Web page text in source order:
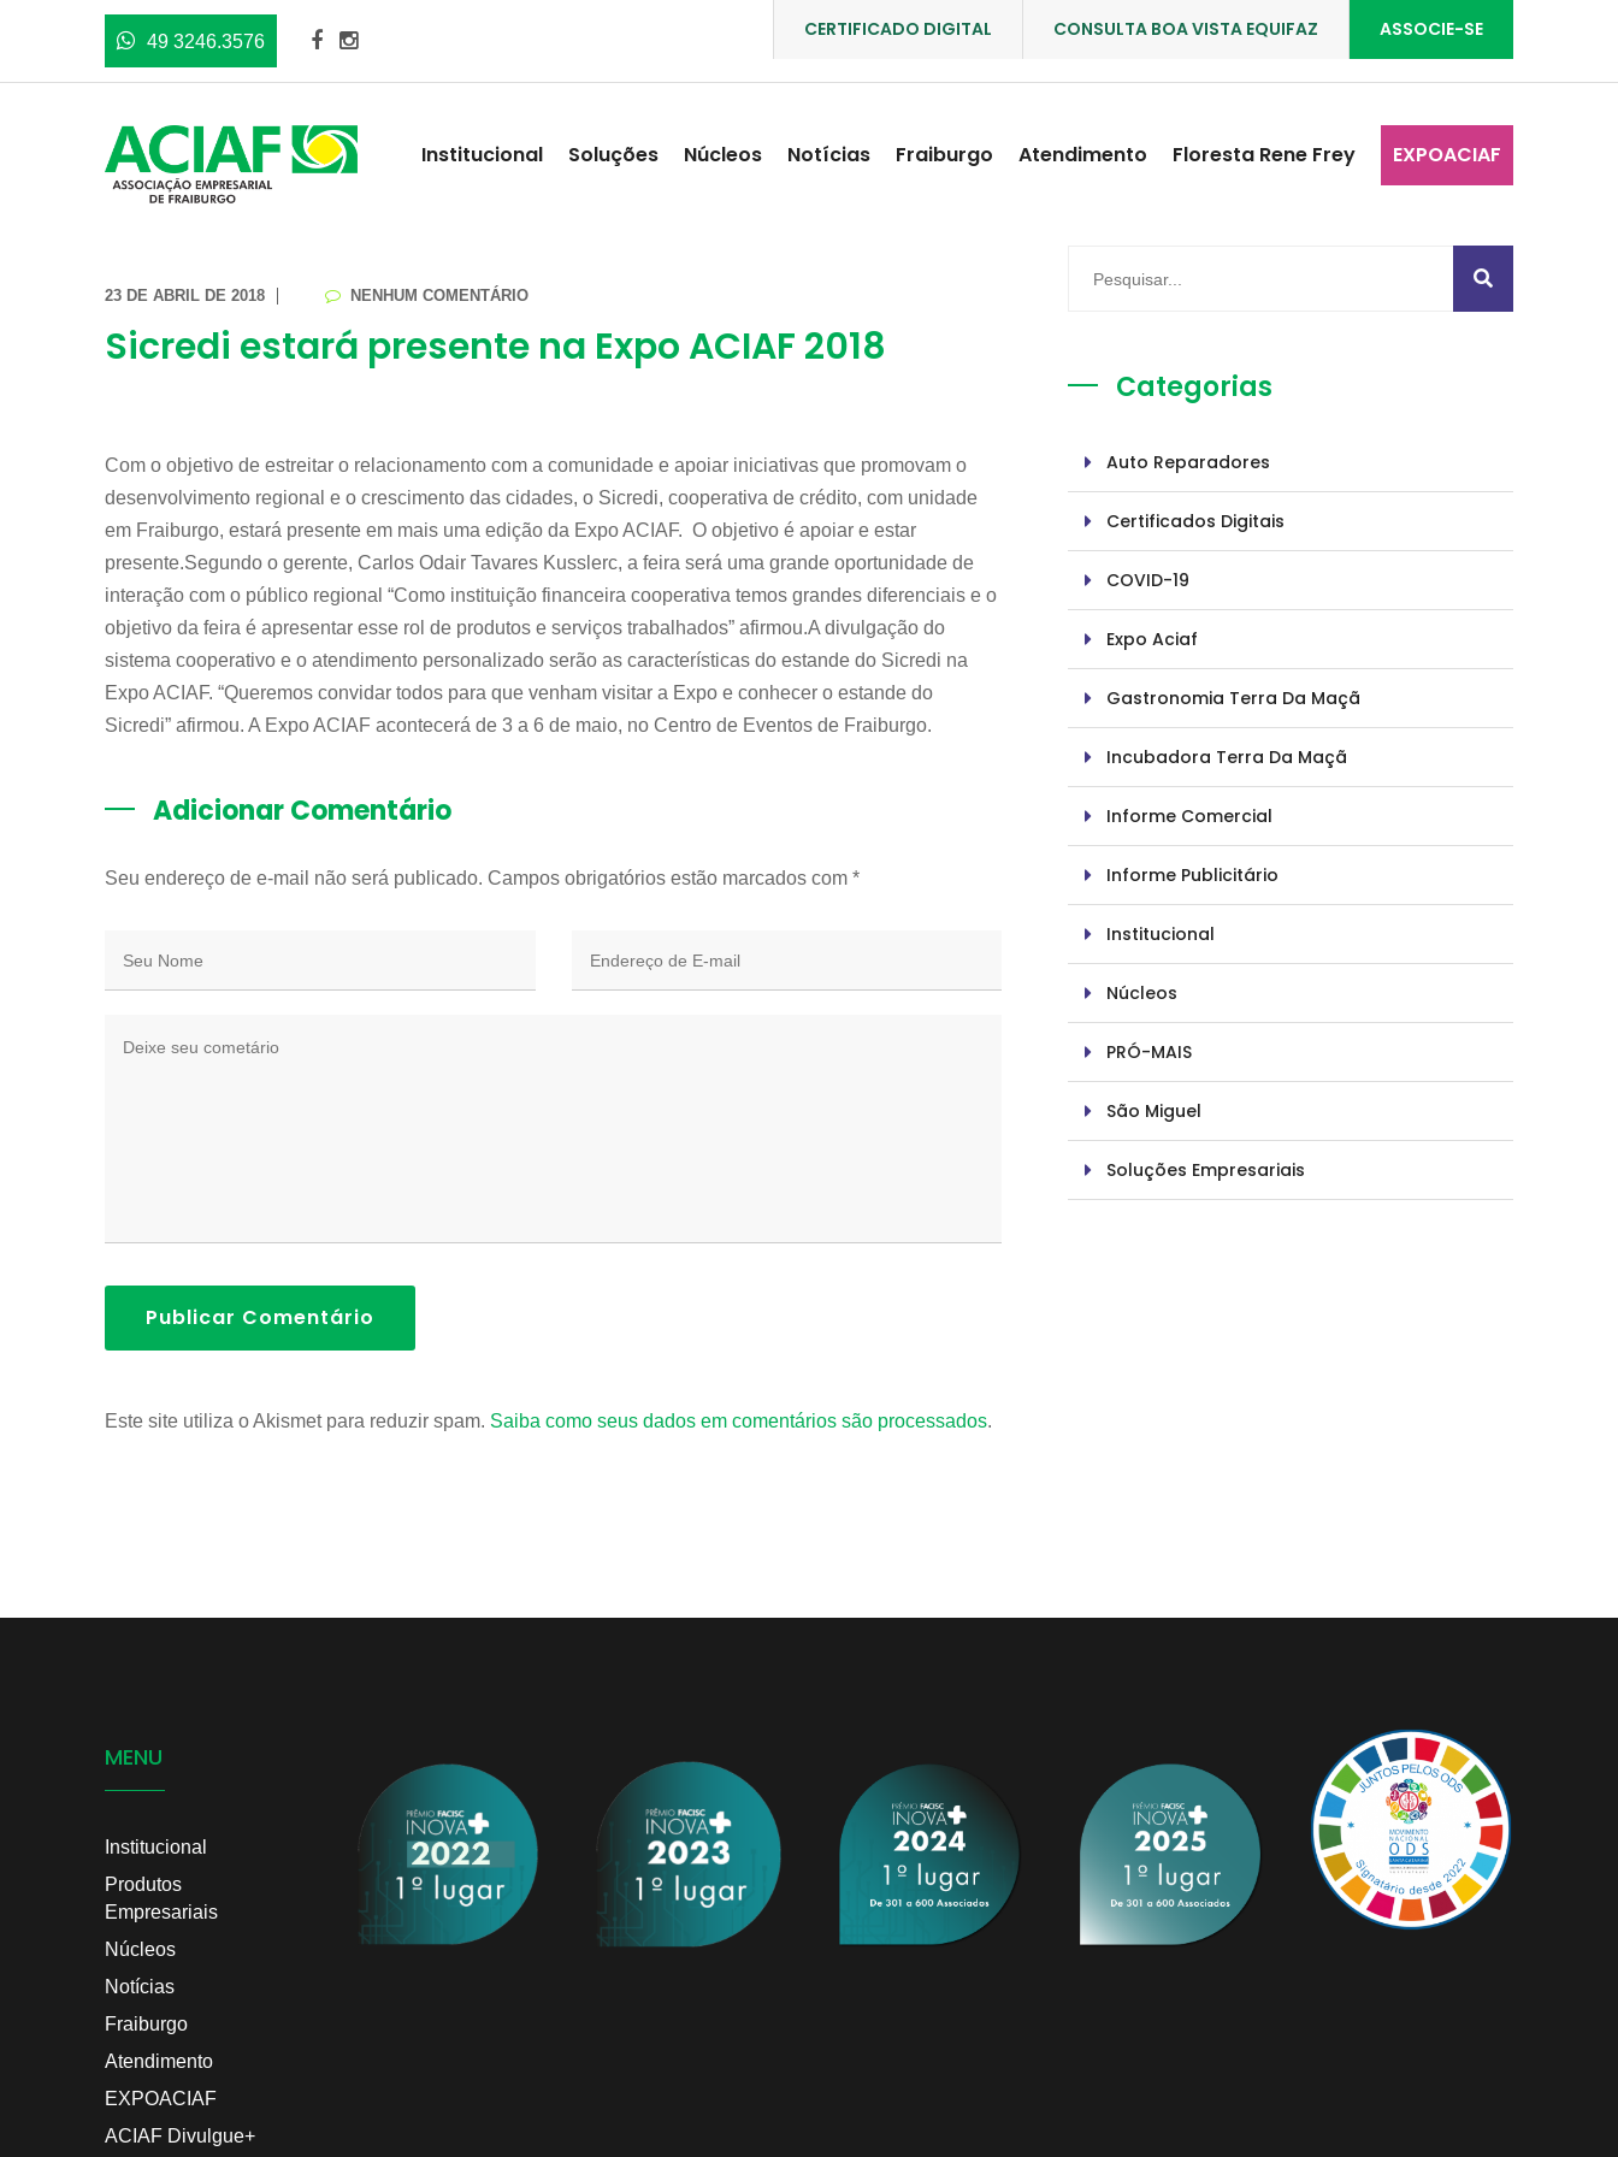
49 3246.3576
ASSOCIE-SE
CONSULTA BOA VISTA EQUIFAZ
CERTIFICADO DIGITAL
Institucional Soluções Núcleos Notícias Fraiburgo Atendimento Floresta Rene Frey EXPOACIAF
23 DE ABRIL DE 2018 NENHUM COMENTÁRIO
Sicredi estará presente na Expo ACIAF 2018
Com o objetivo de estreitar o relacionamento com a comunidade e apoiar iniciativas que promovam o
desenvolvimento regional e o crescimento das cidades, o Sicredi, cooperativa de crédito, com unidade
em Fraiburgo, estará presente em mais uma edição da Expo ACIAF. O objetivo é apoiar e estar
presente.Segundo o gerente, Carlos Odair Tavares Kusslerc, a feira será uma grande oportunidade de
interação com o público regional “Como instituição financeira cooperativa temos grandes diferenciais e o
objetivo da feira é apresentar esse rol de produtos e serviços trabalhados” afirmou.A divulgação do
sistema cooperativo e o atendimento personalizado serão as características do estande do Sicredi na
Expo ACIAF. “Queremos convidar todos para que venham visitar a Expo e conhecer o estande do
Sicredi” afirmou. A Expo ACIAF acontecerá de 3 a 6 de maio, no Centro de Eventos de Fraiburgo.
Adicionar Comentário
Seu endereço de e-mail não será publicado. Campos obrigatórios estão marcados com *
Publicar Comentário
Este site utiliza o Akismet para reduzir spam. Saiba como seus dados em comentários são processados.
Categorias
Auto Reparadores
Certificados Digitais
COVID-19
Expo Aciaf
Gastronomia Terra Da Maçã
Incubadora Terra Da Maçã
Informe Comercial
Informe Publicitário
Institucional
Núcleos
PRÓ-MAIS
São Miguel
Soluções Empresariais
MENU
Institucional
Produtos
Empresariais
Núcleos
Notícias
Fraiburgo
Atendimento
EXPOACIAF
ACIAF Divulgue+